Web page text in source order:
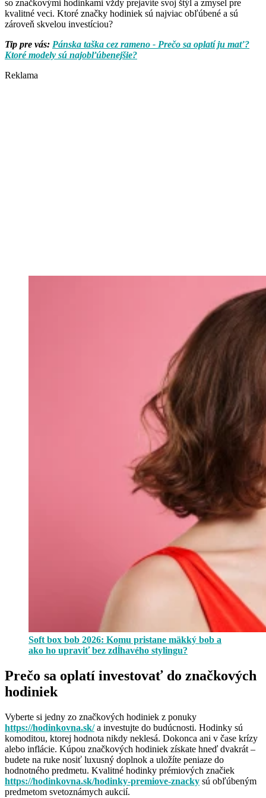
so značkovými hodinkami vždy prejavíte svoj štýl a zmysel pre
kvalitné veci. Ktoré značky hodiniek sú najviac obľúbené a sú
zároveň skvelou investíciou?
Tip pre vás: Pánska taška cez rameno - Prečo sa oplatí ju mať?
Ktoré modely sú najobľúbenejšie?
Reklama
Soft box bob 2026: Komu pristane mäkký bob a
ako ho upraviť bez zdĺhavého stylingu?
Prečo sa oplatí investovať do značkových
hodiniek
Vyberte si jedny zo značkových hodiniek z ponuky
https://hodinkovna.sk/a investujte do budúcnosti. Hodinky sú
komoditou, ktorej hodnota nikdy neklesá. Dokonca ani v čase krízy
alebo inflácie. Kúpou značkových hodiniek získate hneď dvakrát –
budete na ruke nosiť luxusný doplnok a uložíte peniaze do
hodnotného predmetu. Kvalitné hodinky prémiových značiek
https://hodinkovna.sk/hodinky-premiove-znacky sú obľúbeným
predmetom svetoznámych aukcií.